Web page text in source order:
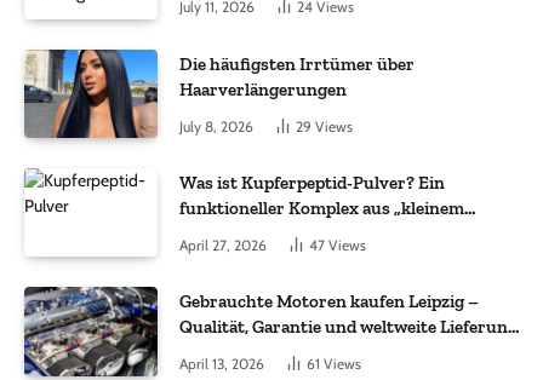
July 11, 2026 24 Views
Die häufigsten Irrtümer über
Haarverlängerungen
July 8, 2026 29 Views
Was ist Kupferpeptid-Pulver? Ein
funktioneller Komplex aus „kleinem
Molekül + Metall“
April 27, 2026 47 Views
Gebrauchte Motoren kaufen Leipzig –
Qualität, Garantie und weltweite Lieferung
April 13, 2026 61 Views